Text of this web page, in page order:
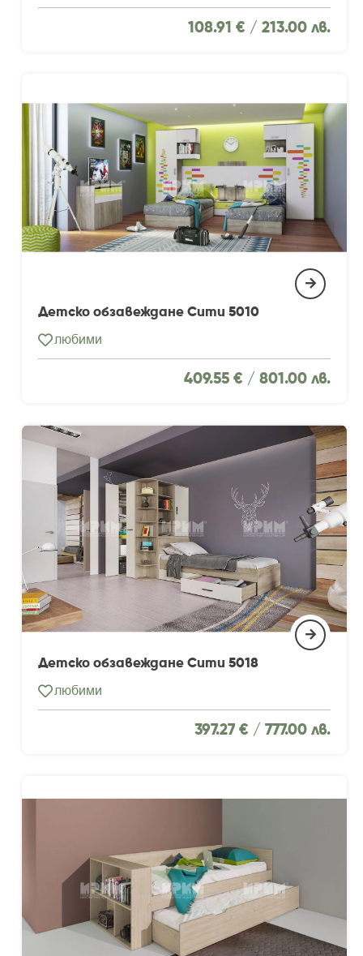
108.91 € / 213.00 лв.
Детско обзавеждане Сити 5010
любими
409.55 € / 801.00 лв.
Детско обзавеждане Сити 5018
любими
397.27 € / 777.00 лв.